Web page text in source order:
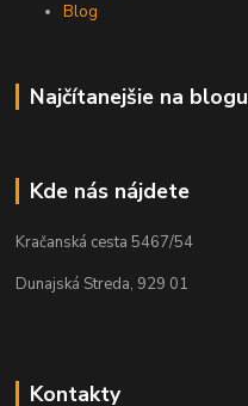
Blog
Najčítanejšie na blogu
Kde nás nájdete
Kračanská cesta 5467/54
Dunajská Streda, 929 01
Kontakty